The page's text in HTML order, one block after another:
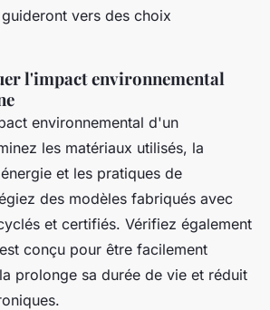
vers des choix
l'impact environnemental
environnemental d'un
les matériaux utilisés, la
et les pratiques de
des modèles fabriqués avec
et certifiés. Vérifiez également
conçu pour être facilement
prolonge sa durée de vie et réduit